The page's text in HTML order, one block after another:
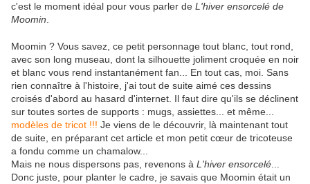
c'est le moment idéal pour vous parler de L'hiver ensorcelé de
Moomin
Moomin ? Vous savez, ce petit personnage tout blanc, tout rond,
avec son long museau, dont la silhouette joliment croquée en noir
et blanc vous rend instantanément fan... En tout cas, moi. Sans
rien connaître à l'histoire, j'ai tout de suite aimé ces dessins
croisés d'abord au hasard d'internet. Il faut dire qu'ils se déclinent
sur toutes sortes de supports : mugs, assiettes... et même...
modèles de tricot !!! Je viens de le découvrir, là maintenant tout
de suite, en préparant cet article et mon petit cœur de tricoteuse
a fondu comme un chamalow...
Mais ne nous dispersons pas, revenons à L'hiver ensorcelé
Donc juste, pour planter le cadre, je savais que Moomin était un